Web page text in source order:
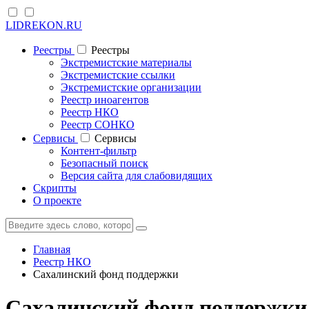
LIDREKON.RU
Реестры
Реестры
Экстремистские материалы
Экстремистские ссылки
Экстремистские организации
Реестр иноагентов
Реестр НКО
Реестр СОНКО
Cервисы
Cервисы
Контент-фильтр
Безопасный поиск
Версия сайта для слабовидящих
Скрипты
О проекте
Главная
Реестр НКО
Сахалинский фонд поддержки